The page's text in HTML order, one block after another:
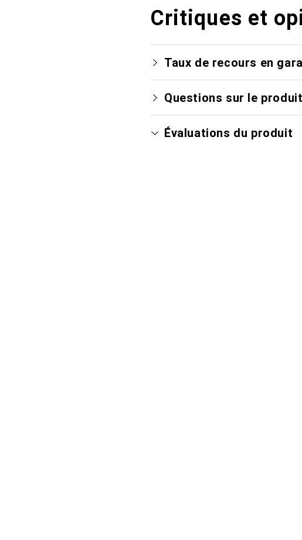
Critiques et
Taux de recours en
Questions sur le produit
Évaluations du produit